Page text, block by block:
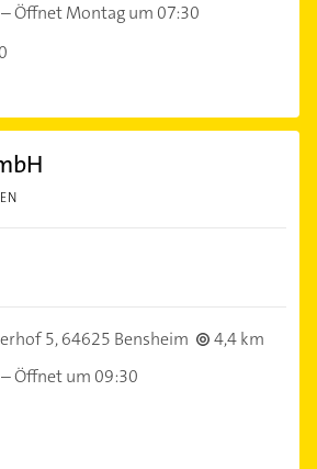
–Öffnet Montag um 07:30
5,64625 Bensheim
4,4 km
–Öffnet um 09:30